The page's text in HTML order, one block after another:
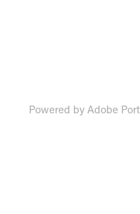
Powered by Adobe